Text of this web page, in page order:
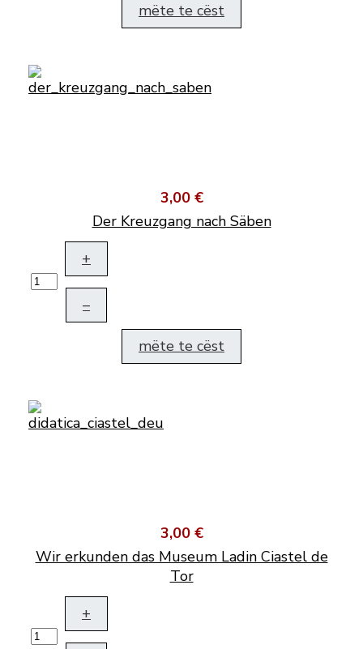
mëte te cëst
3,00 €
Der Kreuzgang nach Säben
+
–
mëte te cëst
3,00 €
Wir erkunden das Museum Ladin Ciastel de
Tor
+